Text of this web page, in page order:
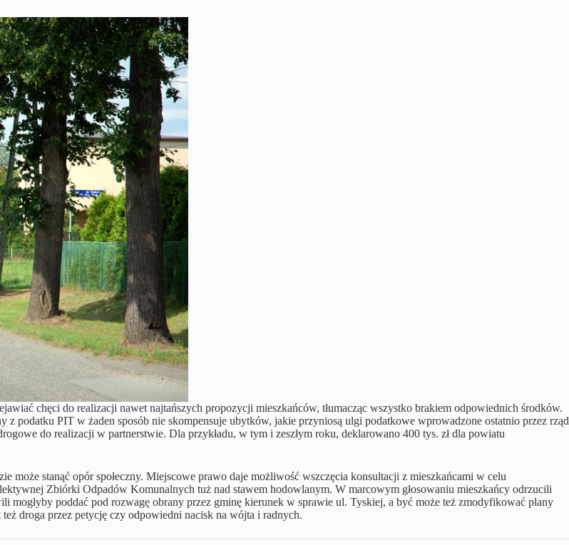
chęci do realizacji nawet najtańszych propozycji mieszkańców, tłumacząc wszystko brakiem odpowiednich środków.
podatku PIT w żaden sposób nie skompensuje ubytków, jakie przyniosą ulgi podatkowe wprowadzone ostatnio przez rząd
do realizacji w partnerstwie. Dla przykładu, w tym i zeszłym roku, deklarowano 400 tys. zł dla powiatu
stanąć opór społeczny. Miejscowe prawo daje możliwość wszczęcia konsultacji z mieszkańcami w celu
Zbiórki Odpadów Komunalnych tuż nad stawem hodowlanym. W marcowym głosowaniu mieszkańcy odrzucili
mogłyby poddać pod rozwagę obrany przez gminę kierunek w sprawie ul. Tyskiej, a być może też zmodyfikować plany
droga przez petycję czy odpowiedni nacisk na wójta i radnych.